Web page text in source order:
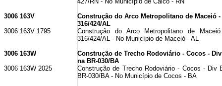
3006 163V
Construção do Arco Metropolitano de Maceió -
316/424/AL
3006 163V 1795
Construção do Arco Metropolitano de
316/424/AL - No Município de Maceió - AL
3006 163W
Construção de Trecho Rodoviário - Cocos -
na BR-030/BA
3006 163W 2025
Construção de Trecho Rodoviário - Cocos - Div
BR-030/BA - No Município de Cocos - BA